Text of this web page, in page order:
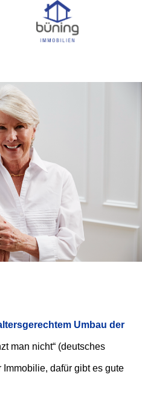
eine Immobilie
Umbau der
man nicht“ (deutsches
dafür gibt es gute